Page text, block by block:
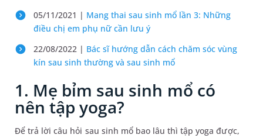
05/11/2021 | Mang thai sau sinh mổ lần 3: Những
điều chị em phụ nữ cần lưu ý
22/08/2022 | Bác sĩ hướng dẫn cách chăm sóc vùng
kín sau sinh thường và sau sinh mổ
1. Mẹ bỉm sau sinh mổ có
nên tập yoga?
Để trả lời câu hỏi sau sinh mổ bao lâu thì tập yoga được,